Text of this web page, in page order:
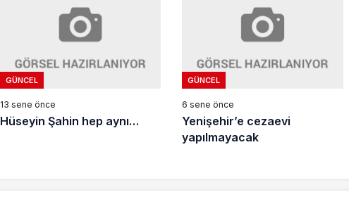
GÜNCEL
13 sene önce
Hüseyin Şahin hep aynı…
GÜNCEL
6 sene önce
Yenişehir’e cezaevi
yapılmayacak